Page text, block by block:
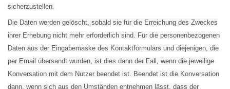
sicherzustellen.
Die Daten werden gelöscht, sobald sie für die Erreichung des Zweckes
ihrer Erhebung nicht mehr erforderlich sind. Für die personenbezogenen
Daten aus der Eingabemaske des Kontaktformulars und diejenigen, die
per Email übersandt wurden, ist dies dann der Fall, wenn die jeweilige
Konversation mit dem Nutzer beendet ist. Beendet ist die Konversation
dann, wenn sich aus den Umständen entnehmen lässt, dass der